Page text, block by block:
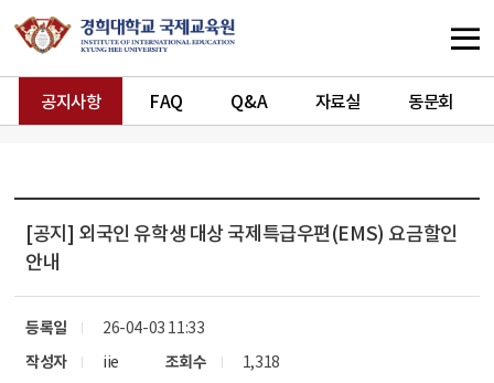
공지사항 FAQ Q&A 자료실 동문회
[공지] 외국인 유학생 대상 국제특급우편(EMS) 요금할인
안내
등록일
26-04-03 11:33
작성자
iie 조회수 1,318